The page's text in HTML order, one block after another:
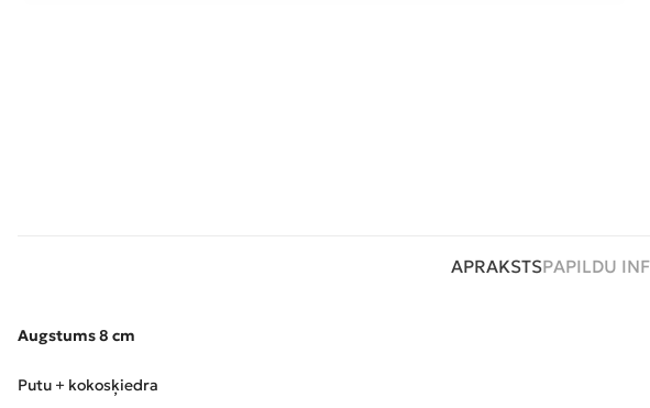
APRAKSTSPAPILDU
Augstums 8 cm
Putu + kokosķiedra